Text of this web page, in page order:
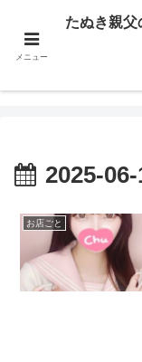
ハードサービ
たぬき親父の
2025-
お店ごと
メニュー
たぬき親